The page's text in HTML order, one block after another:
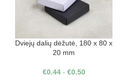
Dviejų dalių dėžutė, 180 x 80 x
20 mm
€0.44- €0.50